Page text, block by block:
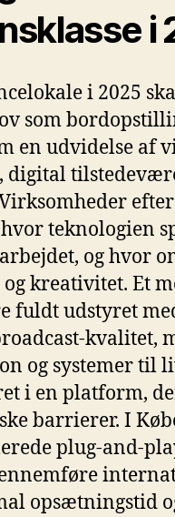
i
i 2025
som
en udvidelse af
digital
teknologien
og hvor
og kreativitet. Et
fuldt udstyret
kvalitet,
og systemer til
i en platform,
barrierer. I
plug-and-
opsætningstid